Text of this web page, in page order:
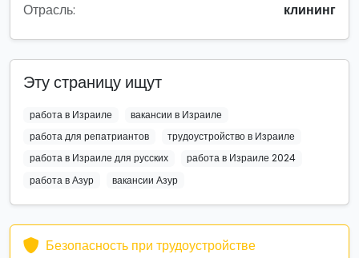
Отрасль:
клининг
Эту страницу ищут
работа в Израиле
вакансии в Израиле
работа для репатриантов
трудоустройство в Израиле
работа в Израиле для русских
работа в Израиле 2024
работа в Азур
вакансии Азур
Безопасность при трудоустройстве